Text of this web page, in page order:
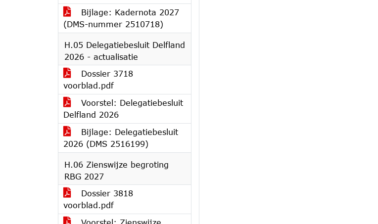
Bijlage: Kadernota 2027
(DMS-nummer 2510718)
H.05 Delegatiebesluit Delfland
2026 - actualisatie
Dossier 3718
voorblad.pdf
Voorstel: Delegatiebesluit
Delfland 2026
Bijlage: Delegatiebesluit
2026 (DMS 2516199)
H.06 Zienswijze begroting
RBG 2027
Dossier 3818
voorblad.pdf